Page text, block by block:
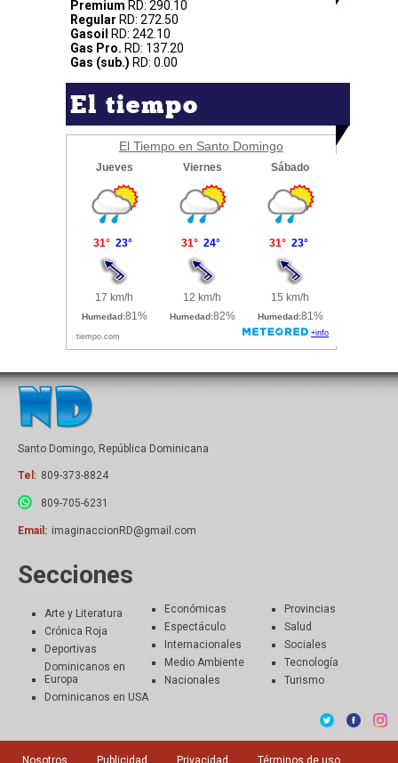
Premium RD: 290.10
Regular RD: 272.50
Gasoil
RD: 242.10
Gas Pro. RD: 137.20
Gas (sub.) RD: 0.00
El tiempo
El Tiempo en Santo Domingo
Santo Domingo, República Dominicana
Tel: 809-373-8824
809-705-6231
Email: imaginaccionRD@gmail.com
Secciones
Arte y Literatura
Crónica Roja
Deportivas
Dominicanos en
Europa
Dominicanos en USA
Económicas
Espectáculo
Internacionales
Medio Ambiente
Nacionales
Provincias
Salud
Sociales
Tecnología
Turismo
Nosotros Publicidad Privacidad Términos de uso